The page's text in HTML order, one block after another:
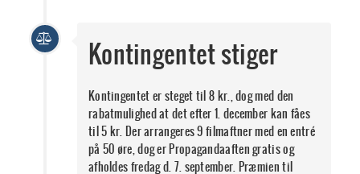
Kontingentet stiger
Kontingentet er steget til 8 kr., dog med den
rabatmulighed at det efter 1. december kan fåes
til 5 kr. Der arrangeres 9 filmaftner med en entré
på 50 øre, dog er Propagandaaften gratis og
afholdes fredag d. 7. september. Præmien til